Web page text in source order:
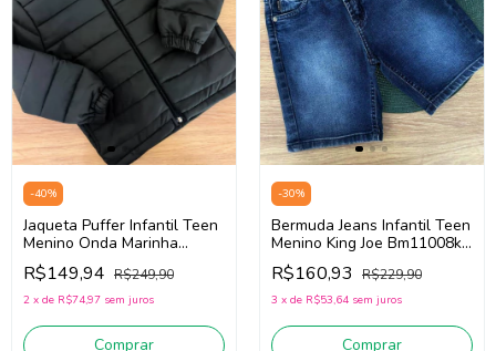
-40%
Jaqueta Puffer Infantil Teen
Menino Onda Marinha
1261113 (Preto)
R$149,94 R$249,90
2 x de R$74,97 sem juros
Comprar
-30%
Bermuda Jeans Infantil Teen
Menino King Joe Bm11008k
(Jeans Escuro)
R$160,93 R$229,90
3 x de R$53,64 sem juros
Comprar